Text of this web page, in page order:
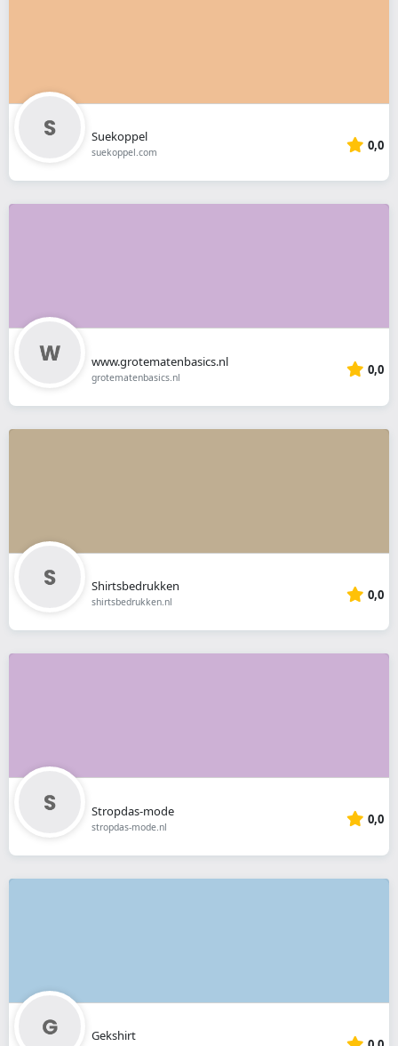
Suekoppel
suekoppel.com 0,0
www.grotematenbasics.nl
grotematenbasics.nl 0,0
Shirtsbedrukken
shirtsbedrukken.nl 0,0
Stropdas-mode
stropdas-mode.nl 0,0
Gekshirt